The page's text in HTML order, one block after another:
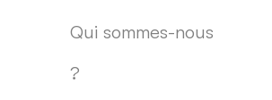
Qui sommes-nous
?